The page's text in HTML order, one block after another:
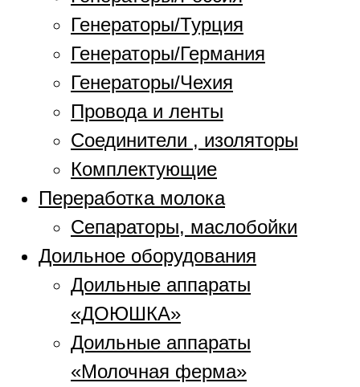
Генераторы/Турция
Генераторы/Германия
Генераторы/Чехия
Провода и ленты
Соединители , изоляторы
Комплектующие
Переработка молока
Сепараторы, маслобойки
Доильное оборудования
Доильные аппараты
«ДОЮШКА»
Доильные аппараты
«Молочная ферма»